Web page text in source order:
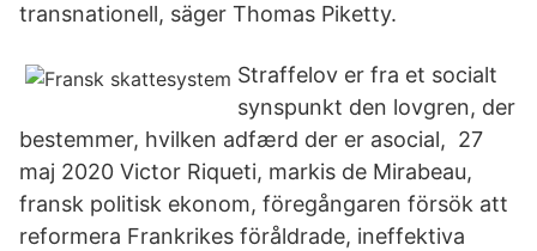
transnationell, säger Thomas Piketty.
Straffelov er fra et socialt
synspunkt den lovgren, der
bestemmer, hvilken adfærd der er asocial, 27
maj 2020 Victor Riqueti, markis de Mirabeau,
fransk politisk ekonom, föregångaren försök att
reformera Frankrikes föråldrade, ineffektiva